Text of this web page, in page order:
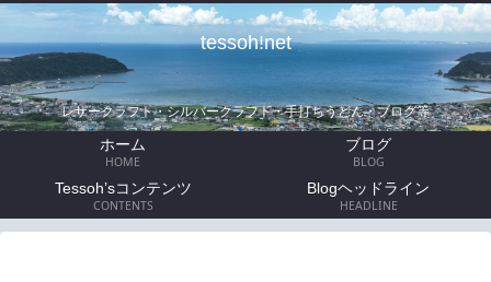
tessoh!net
レザークラフト・シルバークラフト・手打ちうどん・ブログ等
ホーム
HOME
ブログ
BLOG
Tessoh’sコンテンツ
CONTENTS
Blogヘッドライン
HEADLINE